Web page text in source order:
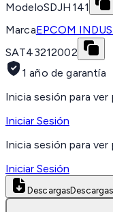
ModeloSDJH141
MarcaEPCOM
SAT43212002
1 año de garantía
Inicia sesión para
Iniciar Sesión
Inicia sesión para
Iniciar Sesión
DescargasDescargas